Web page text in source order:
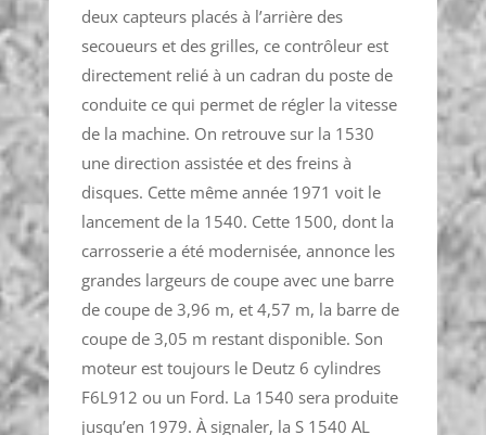
deux capteurs placés à l’arrière des
secoueurs et des grilles, ce contrôleur est
directement relié à un cadran du poste de
conduite ce qui permet de régler la vitesse
de la machine. On retrouve sur la 1530
une direction assistée et des freins à
disques. Cette même année 1971 voit le
lancement de la 1540. Cette 1500, dont la
carrosserie a été modernisée, annonce les
grandes largeurs de coupe avec une barre
de coupe de 3,96 m, et 4,57 m, la barre de
coupe de 3,05 m restant disponible. Son
moteur est toujours le Deutz 6 cylindres
F6L912 ou un Ford. La 1540 sera produite
jusqu’en 1979. À signaler, la S 1540 AL